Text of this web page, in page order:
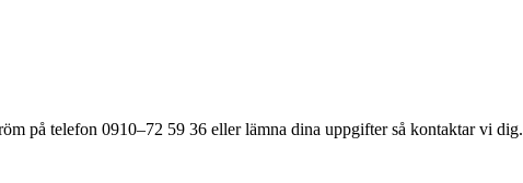
på telefon 0910–72 59 36 eller lämna dina uppgifter så kontaktar vi dig.